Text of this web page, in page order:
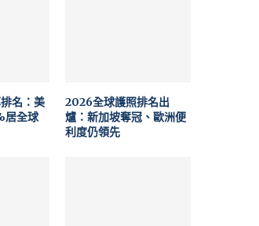
名：美
居全球
2026全球護照排名出
爐：新加坡奪冠、歐洲便
利度仍領先